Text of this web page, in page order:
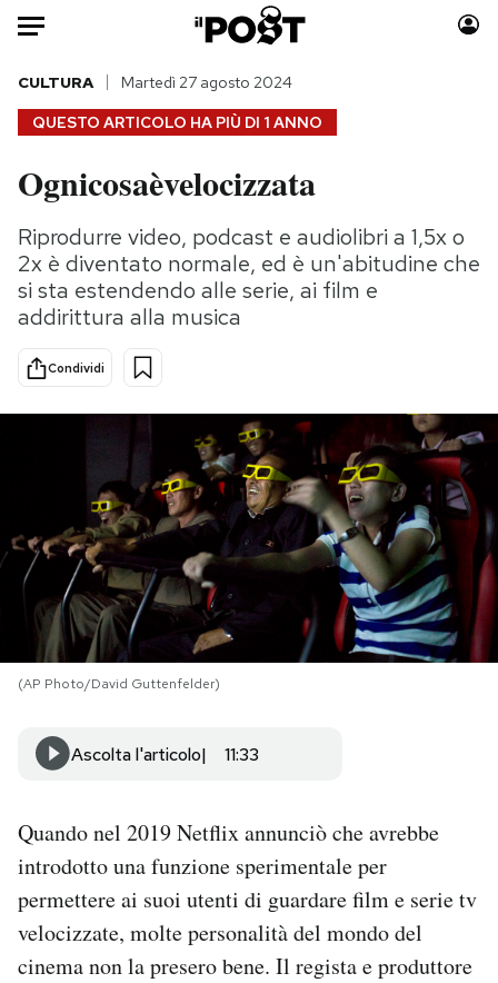
Auto
HOME
Italia
Politica
Tecnologia
Internet
Scienza
Cultura
Economia
Moda
Consumismi
Storie/Idee
Altrecose
Mondiali calcio 2026
PODCAST
NEWSLETTER
I MIEI PREFERITI
SHOP
CALENDARIO
AREA PERSONALE
Area Personale
QUESTO ARTICOLO HA PIÙ DI 1 ANNO
CULTURA Martedì 27 agosto 2024
Ognicosaèvelocizzata
Riprodurre video, podcast e audiolibri a 1,5x o
2x è diventato normale, ed è un'abitudine che
si sta estendendo alle serie, ai film e
addirittura alla musica
Condividi
(AP Photo/David Guttenfelder)
Ascolta l'articolo 11:33
Quando nel 2019 Netflix annunciò che avrebbe
introdotto una funzione sperimentale per
permettere ai suoi utenti di guardare film e serie tv
velocizzate, molte personalità del mondo del
cinema non la presero bene. Il regista e produttore